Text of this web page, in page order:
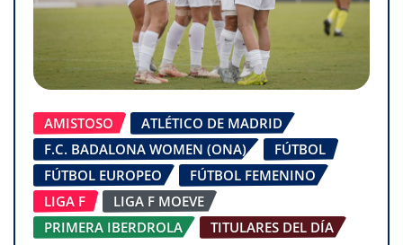
AMISTOSO
ATLÉTICO DE MADRID
F.C. BADALONA WOMEN (ONA)
FÚTBOL
FÚTBOL EUROPEO
FÚTBOL FEMENINO
LIGA F
LIGA F MOEVE
PRIMERA IBERDROLA
TITULARES DEL DÍA